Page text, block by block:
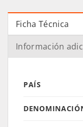
Ficha Técnica
Información
PAÍS